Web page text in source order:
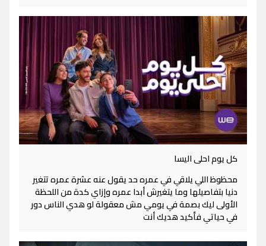
كل يوم احلى اليسا
محظوظ اللي يلاقي في عمره حد يقول عنه عشرة عمره تتغير
دنيا بتفاصيلها وما يتغيرش أبدا عمره وإزاي كدة من اللحظة
الأولى ليك بصمة في يومي مش معقولة لو هدي الناس دور
في حياتي فأكيد هديك أنت